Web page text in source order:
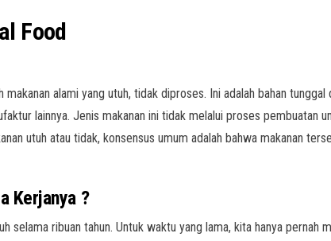
Food
makanan alami yang utuh, tidak diproses. Ini adalah bahan
lainnya. Jenis makanan ini tidak melalui proses pembuatan
utuh atau tidak, konsensus umum adalah bahwa makanan
Kerjanya ?
selama ribuan tahun. Untuk waktu yang lama, kita hanya pernah